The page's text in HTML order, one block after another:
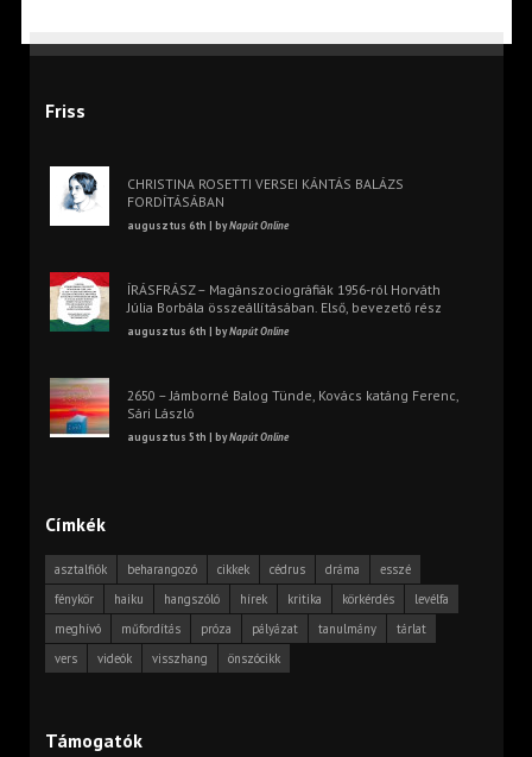
Friss
CHRISTINA ROSETTI VERSEI KÁNTÁS BALÁZS
FORDÍTÁSÁBAN
augusztus 6th | byNapút Online
ÍRÁSFRÁSZ – Magánszociográfiák 1956-ról Horváth
Júlia Borbála összeállításában. Első, bevezető rész
augusztus 6th | byNapút Online
2650 – Jámborné Balog Tünde, Kovács katáng Ferenc,
Sári László
augusztus 5th | byNapút Online
Címkék
asztalfiók beharangozó cikkek cédrus dráma
esszé
fénykör
haiku hangszóló hírek kritika körkérdés
levélfa
meghívó
műfordítás próza pályázat tanulmány
tárlat
vers
videók visszhang önszócikk
Támogatók